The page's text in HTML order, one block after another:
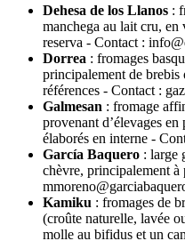
Dehesa de los Llanos :
manchega au lait cru, en
reserva - Contact :
Dorrea : fromages
principalement de brebis
références - Contact :
Galmesan : fromage
provenant d’élevages
élaborés en interne -
García Baquero : large
chèvre, principalement à
Kamiku : fromages de
(croûte naturelle, lavée
molle au bifidus et un